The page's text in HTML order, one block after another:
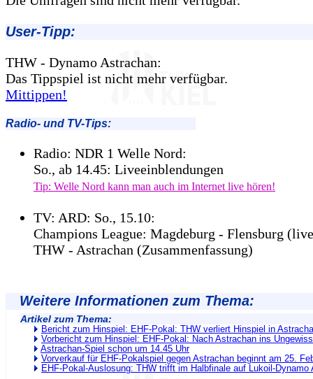
User-Tipp:
THW - Dynamo Astrachan:
Das Tippspiel ist nicht mehr verfügbar.
Mittippen!
Radio- und TV-Tips:
Radio: NDR 1 Welle Nord:
So., ab 14.45: Liveeinblendungen
Tip: Welle Nord kann man auch im Internet live hören!
TV: ARD: So., 15.10:
Champions League: Magdeburg - Flensburg
THW - Astrachan (Zusammenfassung)
Weitere Informationen zum Thema:
Artikel zum Thema:
Bericht zum Hinspiel: EHF-Pokal: THW verliert Hinspiel in
Vorbericht zum Hinspiel: EHF-Pokal: Nach Astrachan ins
Astrachan-Spiel schon um 14.45 Uhr
Vorverkauf für EHF-Pokalspiel gegen Astrachan beginnt am 25.
EHF-Pokal-Auslosung: THW trifft im Halbfinale auf Lukoil-Dynamo